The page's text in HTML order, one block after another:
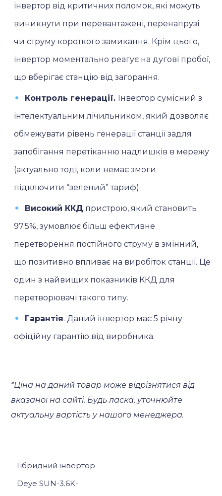
інвертор від критичних поломок, які можуть
виникнути при перевантажені, перенапрузі
чи струму короткого замикання. Крім цього,
інвертор моментально реагує на дугові пробої,
що вберігає станцію від загорання.
Контроль генерації. Інвертор сумісний з
інтелектуальним лічильником, який дозволяє
обмежувати рівень генерації станції задля
запобігання перетіканню надлишків в мережу
(актуально тоді, коли немає змоги
підключити “зелений” тариф)
Високий ККД пристрою, який становить
97.5%, зумовлює більш ефективне
перетворення постійного струму в змінний,
що позитивно впливає на виробіток станції. Це
один з найвищих показників ККД для
перетворювачі такого типу.
Гарантія. Даний інвертор має 5 річну
офіційну гарантію від виробника.
*Ціна на даний товар може відрізнятися від
вказаної на сайті. Будь ласка, уточнюйте
актуальну вартість у нашого менеджера.
Гібридний інвертор
Deye SUN-3.6K-